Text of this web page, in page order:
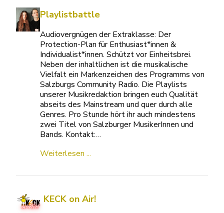
Playlistbattle
Audiovergnügen der Extraklasse: Der
Protection-Plan für Enthusiast*innen &
Individualist*innen. Schützt vor Einheitsbrei.
Neben der inhaltlichen ist die musikalische
Vielfalt ein Markenzeichen des Programms von
Salzburgs Community Radio. Die Playlists
unserer Musikredaktion bringen euch Qualität
abseits des Mainstream und quer durch alle
Genres. Pro Stunde hört ihr auch mindestens
zwei Titel von Salzburger MusikerInnen und
Bands. Kontakt:…
Weiterlesen ...
KECK on Air!